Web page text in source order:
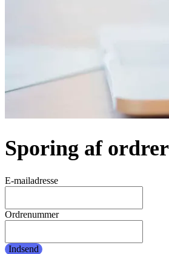
Sporing af ordrer
E-mailadresse
Ordrenummer
Indsend